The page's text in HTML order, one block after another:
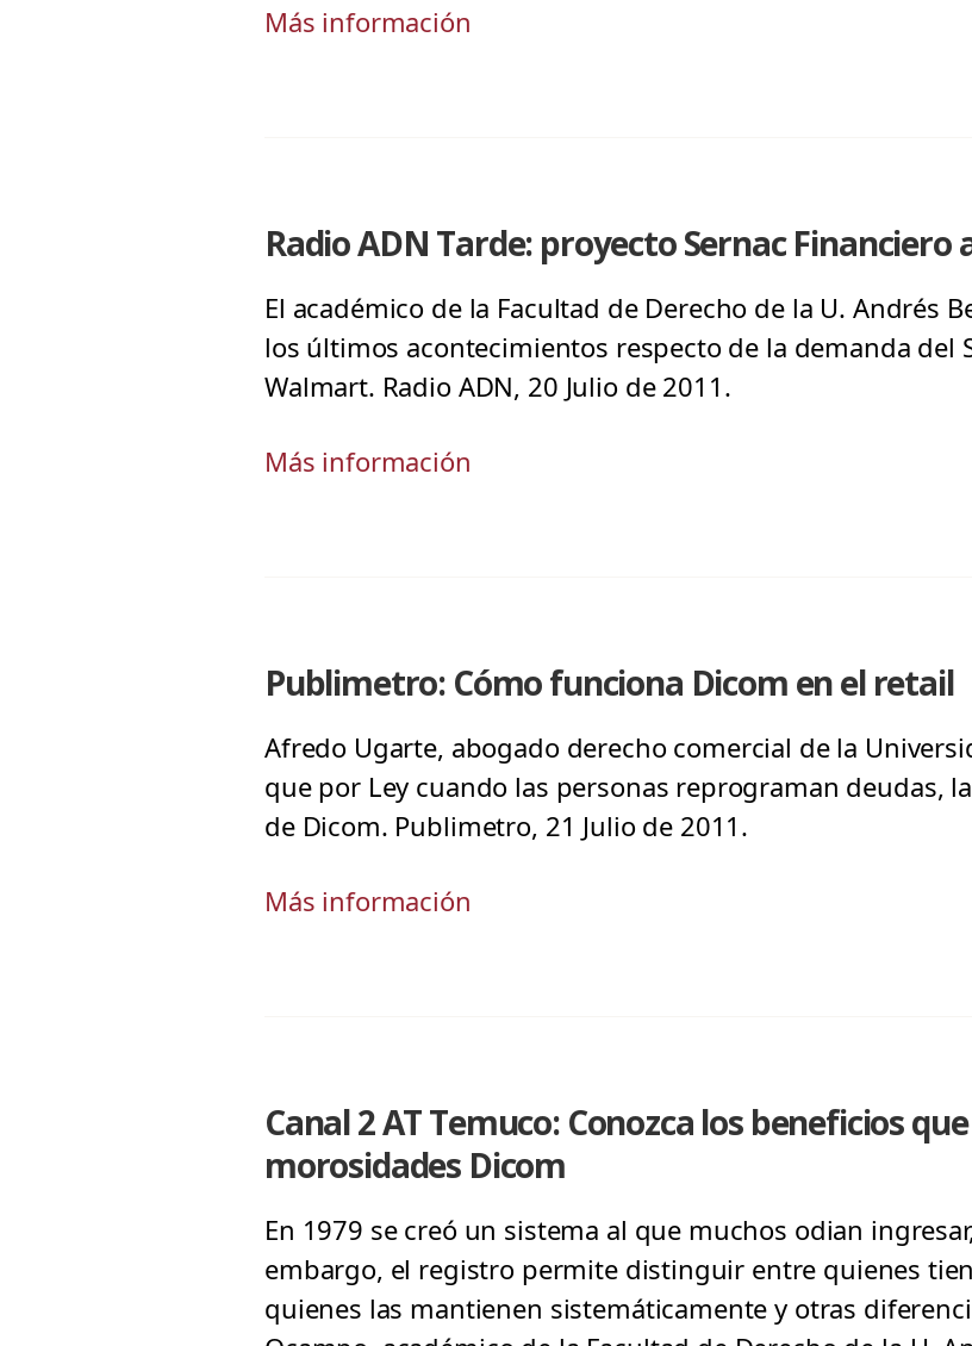
Más información
Radio ADN Tarde: proyecto Sernac Financiero
El académico de la Facultad de Derecho de la U. Andrés
los últimos acontecimientos respecto de la demanda del
Walmart. Radio ADN, 20 Julio de 2011.
Más información
Publimetro: Cómo funciona Dicom en el retail
Afredo Ugarte, abogado derecho comercial de la
que por Ley cuando las personas reprograman deudas,
de Dicom. Publimetro, 21 Julio de 2011.
Más información
Canal 2 AT Temuco: Conozca los beneficios
morosidades Dicom
En 1979 se creó un sistema al que muchos odian
embargo, el registro permite distinguir entre quienes
quienes las mantienen sistemáticamente y otras